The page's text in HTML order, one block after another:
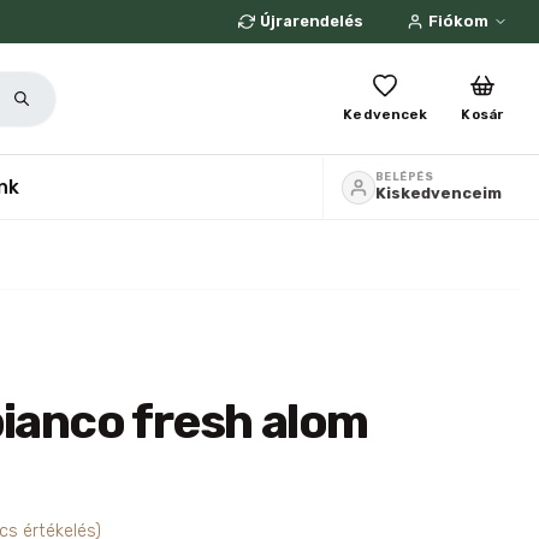
Újrarendelés Fiókom
Kedvencek Kosár
BELÉPÉS
Kiskedvenceim
fresh alom
értékelés)